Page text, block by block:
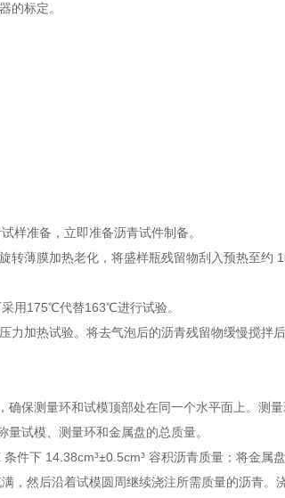
的标定。
样准备，立即准备沥青试件制备。
转薄膜加热老化，将盛样瓶残留物刮入预热至
用175℃代替163℃进行试验。
力加热试验。将去气泡后的沥青残留物缓慢搅拌
确保测量环和试模顶部处在同一个水平面上。测
量试模、测量环和金属盘的总质量。
件下 14.38cm³±0.5cm³ 容积沥青质量；将金属
，然后沿着试模圆周继续浇注所需质量的沥青。